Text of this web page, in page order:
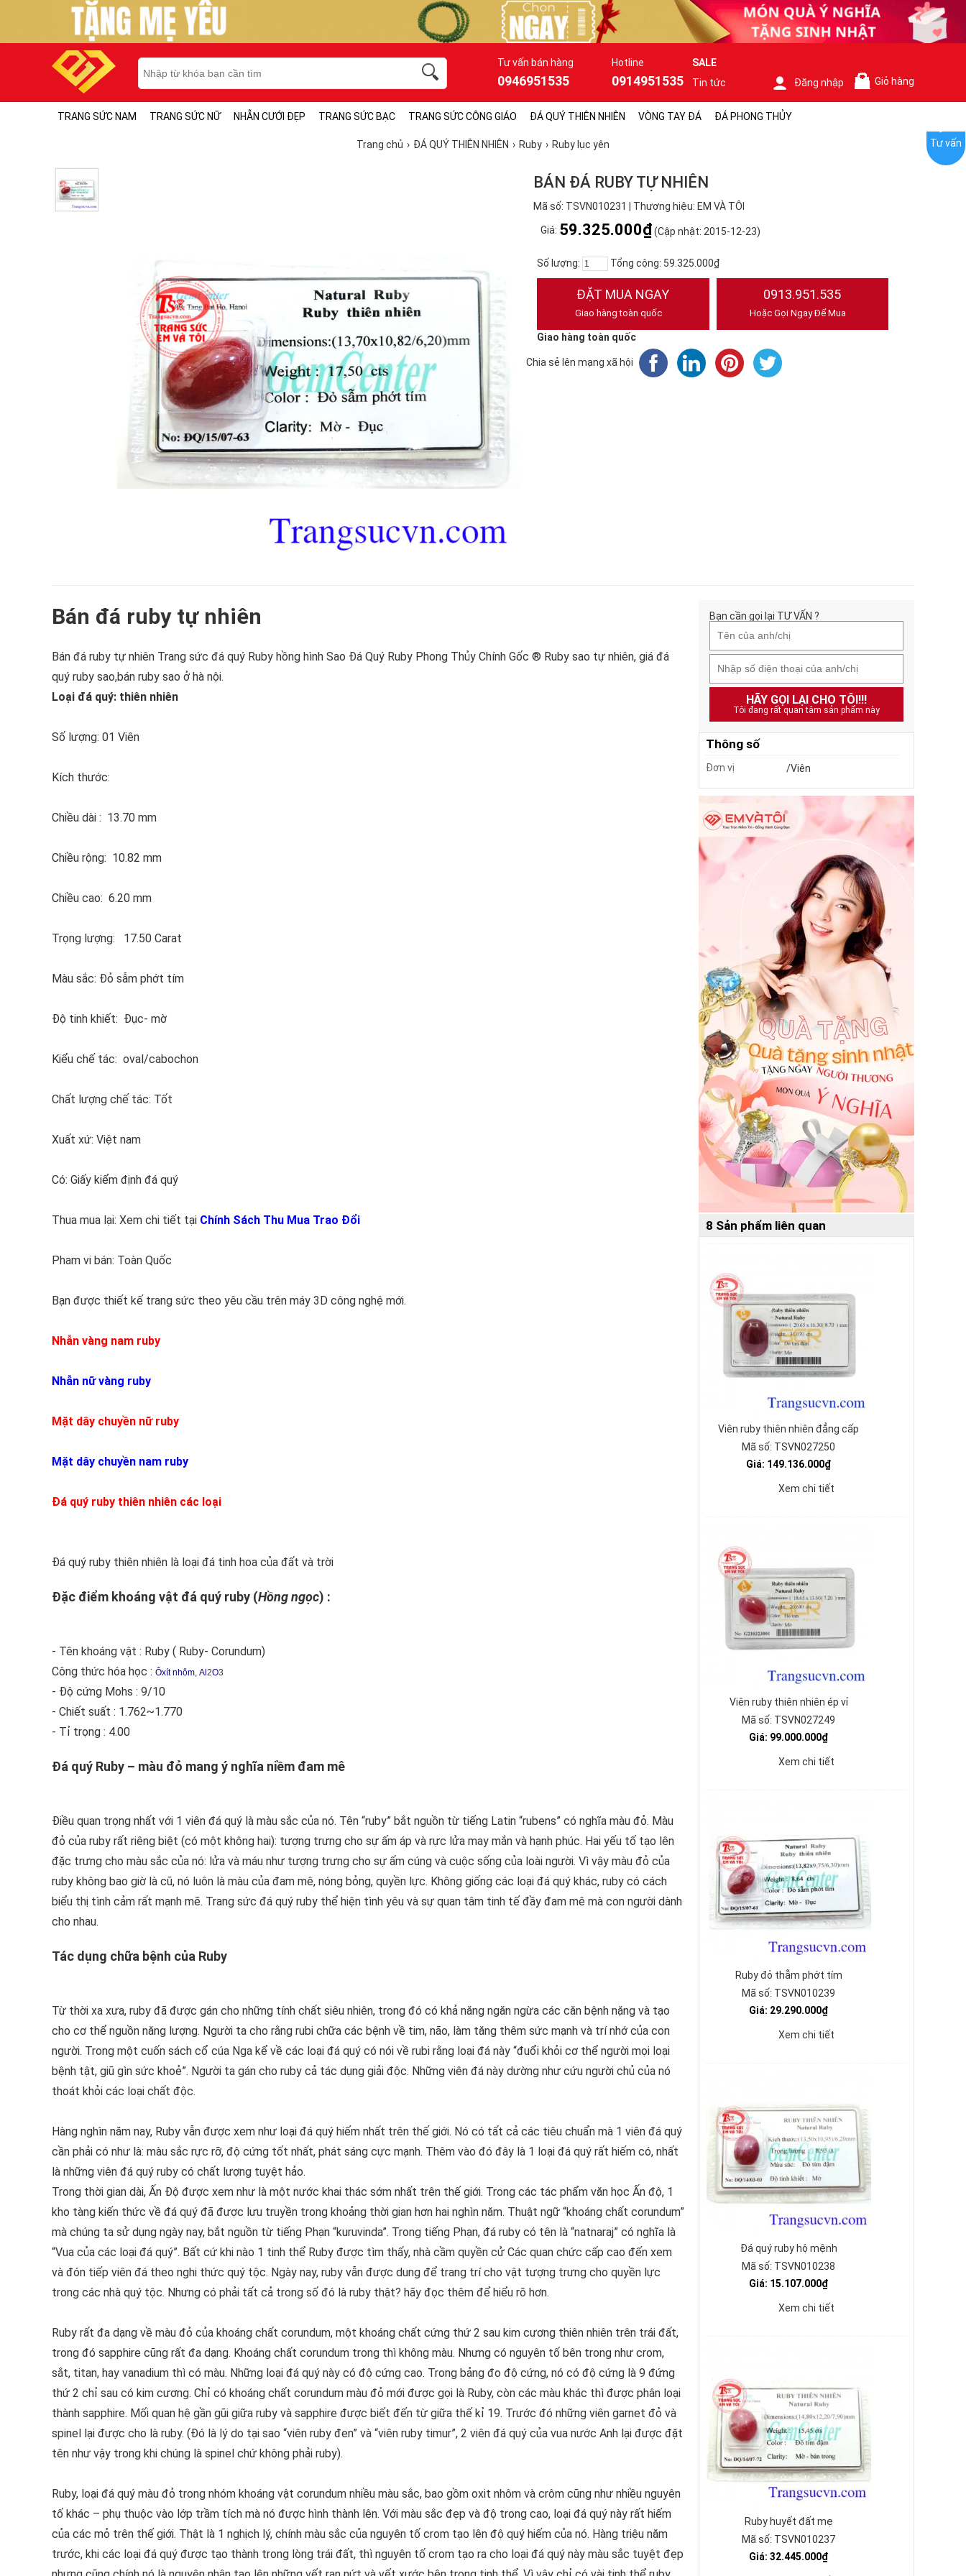
Tư vấn bán hàng
0946951535
Hotline
0914951535
SALE
Tin tức
Đăng nhập Giỏ hàng
TRANG SỨC NAM TRANG SỨC NỮ NHẪN CƯỚI ĐẸP TRANG SỨC BẠC TRANG SỨC CÔNG GIÁO ĐÁ QUÝ THIÊN NHIÊN VÒNG TAY ĐÁ ĐÁ PHONG THỦY
Trang chủ ĐÁ QUÝ THIÊN NHIÊN Ruby Ruby lục yên
BÁN ĐÁ RUBY TỰ NHIÊN
Mã số: TSVN010231 | Thương hiệu: EM VÀ TÔI
Giá: 59.325.000₫(Cập nhật: 2015-12-23)
Số lượng: Tổng cộng: 59.325.000₫
ĐẶT MUA NGAY
Giao hàng toàn quốc
0913.951.535
Hoặc Gọi Ngay Để Mua
Giao hàng toàn quốc
Chia sẻ lên mạng xã hội
Bán đá ruby tự nhiên
Bán đá ruby tự nhiên Trang sức đá quý Ruby hồng hình Sao Đá Quý Ruby Phong Thủy Chính Gốc ® Ruby sao tự nhiên, giá đá
quý ruby sao,bán ruby sao ở hà nội.
Loại đá quý: thiên nhiên
Số lượng: 01 Viên
Kích thước:
Chiều dài : 13.70 mm
Chiều rộng: 10.82 mm
Chiều cao: 6.20 mm
Trọng lượng: 17.50 Carat
Màu sắc: Đỏ sẫm phớt tím
Độ tinh khiết: Đục- mờ
Kiểu chế tác: oval/cabochon
Chất lượng chế tác: Tốt
Xuất xứ: Việt nam
Có: Giấy kiểm định đá quý
Thua mua lại: Xem chi tiết tại Chính Sách Thu Mua Trao Đổi
Pham vi bán: Toàn Quốc
Bạn được thiết kế trang sức theo yêu cầu trên máy 3D công nghệ mới.
Nhẫn vàng nam ruby
Nhẫn nữ vàng ruby
Mặt dây chuyền nữ ruby
Mặt dây chuyền nam ruby
Đá quý ruby thiên nhiên các loại
Đá quý ruby thiên nhiên là loại đá tinh hoa của đất và trời
Đặc điểm khoáng vật đá quý ruby (Hồng ngọc) :
- Tên khoáng vật : Ruby ( Ruby- Corundum)
Công thức hóa học : Ôxít nhôm, Al 2O3
- Độ cứng Mohs : 9/10
- Chiết suất : 1.762~1.770
- Tỉ trọng : 4.00
Đá quý Ruby – màu đỏ mang ý nghĩa niềm đam mê
Điều quan trọng nhất với 1 viên đá quý là màu sắc của nó. Tên “ruby” bắt nguồn từ tiếng Latin “rubens” có nghĩa màu đỏ. Màu
đỏ của ruby rất riêng biệt (có một không hai): tượng trưng cho sự ấm áp và rực lửa may mắn và hạnh phúc. Hai yếu tố tạo lên
đặc trưng cho màu sắc của nó: lửa và máu như tượng trưng cho sự ấm cúng và cuộc sống của loài người. Vì vậy màu đỏ của
ruby không bao giờ là cũ, nó luôn là màu của đam mê, nóng bỏng, quyền lực. Không giống các loại đá quý khác, ruby có cách
biểu thị tình cảm rất mạnh mẽ. Trang sức đá quý ruby thể hiện tình yêu và sự quan tâm tinh tế đầy đam mê mà con người dành
cho nhau.
Tác dụng chữa bệnh của Ruby
Từ thời xa xưa, ruby đã được gán cho những tính chất siêu nhiên, trong đó có khả năng ngăn ngừa các căn bệnh nặng và tạo
cho cơ thể nguồn năng lượng. Người ta cho rằng rubi chữa các bệnh về tim, não, làm tăng thêm sức mạnh và trí nhớ của con
người. Trong một cuốn sách cổ cúa Nga kể về các loại đá quý có nói về rubi rằng loại đá này “đuổi khỏi cơ thể người mọi loại
bệnh tật, giũ gìn sức khoẻ”. Người ta gán cho ruby cả tác dụng giải độc. Những viên đá này dường như cứu người chủ của nó
thoát khỏi các loại chất độc.
Hàng nghìn năm nay, Ruby vẫn được xem như loại đá quý hiếm nhất trên thế giới. Nó có tất cả các tiêu chuẩn mà 1 viên đá quý
cần phải có như là: màu sắc rực rỡ, độ cứng tốt nhất, phát sáng cực mạnh. Thêm vào đó đây là 1 loại đá quý rất hiếm có, nhất
là những viên đá quý ruby có chất lượng tuyệt hảo.
Trong thời gian dài, Ấn Độ được xem như là một nước khai thác sớm nhất trên thế giới. Trong các tác phẩm văn học Ấn độ, 1
kho tàng kiến thức về đá quý đã được lưu truyền trong khoảng thời gian hơn hai nghìn năm. Thuật ngữ “khoáng chất corundum”
mà chúng ta sử dụng ngày nay, bắt nguồn từ tiếng Phạn “kuruvinda”. Trong tiếng Phạn, đá ruby có tên là “natnaraj” có nghĩa là
“Vua của các loại đá quý”. Bất cứ khi nào 1 tinh thể Ruby được tìm thấy, nhà cầm quyền cử Các quan chức cấp cao đến xem
và đón tiếp viên đá theo nghi thức quý tộc. Ngày nay, ruby vẫn được dung để trang trí cho vật tượng trưng cho quyền lực
trong các nhà quý tộc. Nhưng có phải tất cả trong số đó là ruby thật? hãy đọc thêm để hiểu rõ hơn.
Ruby rất đa dạng về màu đỏ của khoáng chất corundum, một khoáng chất cứng thứ 2 sau kim cương thiên nhiên trên trái đất,
trong đó sapphire cũng rất đa dạng. Khoáng chất corundum trong thì không màu. Nhưng có nguyên tố bên trong như crom,
sắt, titan, hay vanadium thì có màu. Những loại đá quý này có độ cứng cao. Trong bảng đo độ cứng, nó có độ cứng là 9 đứng
thứ 2 chỉ sau có kim cương. Chỉ có khoáng chất corundum màu đỏ mới được gọi là Ruby, còn các màu khác thì được phân loại
thành sapphire. Mối quan hệ gần gũi giữa ruby và sapphire được biết đến từ giữa thế kỉ 19. Trước đó những viên garnet đỏ và
spinel lại được cho là ruby. (Đó là lý do tại sao “viên ruby đen” và “viên ruby timur”, 2 viên đá quý của vua nước Anh lại được đặt
tên như vậy trong khi chúng là spinel chứ không phải ruby).
Ruby, loại đá quý màu đỏ trong nhóm khoáng vật corundum nhiều màu sắc, bao gồm oxit nhôm và crôm cũng như nhiều nguyên
tố khác – phụ thuộc vào lớp trầm tích mà nó được hình thành lên. Với màu sắc đẹp và độ trong cao, loại đá quý này rất hiếm
của các mỏ trên thế giới. Thật là 1 nghịch lý, chính màu sắc của nguyên tố crom tạo lên độ quý hiếm của nó. Hàng triệu năm
trước, khi các loại đá quý được tạo thành trong lòng trái đất, thì nguyên tố crom tạo ra cho loại đá quý này màu sắc tuyệt đẹp
Bạn cần gọi lại TƯ VẤN ?
HÃY GỌI LẠI CHO TÔI!!!
Tôi đang rất quan tâm sản phẩm này
Thông số
Đơn vị /Viên
8 Sản phẩm liên quan
Viên ruby thiên nhiên đẳng cấp
Mã số: TSVN027250
Giá: 149.136.000₫
Xem chi tiết
Viên ruby thiên nhiên ép vỉ
Mã số: TSVN027249
Giá: 99.000.000₫
Xem chi tiết
Ruby đỏ thẫm phớt tím
Mã số: TSVN010239
Giá: 29.290.000₫
Xem chi tiết
Đá quý ruby hộ mệnh
Mã số: TSVN010238
Giá: 15.107.000₫
Xem chi tiết
Ruby huyết đất mẹ
Mã số: TSVN010237
Giá: 32.445.000₫
Tư vấn